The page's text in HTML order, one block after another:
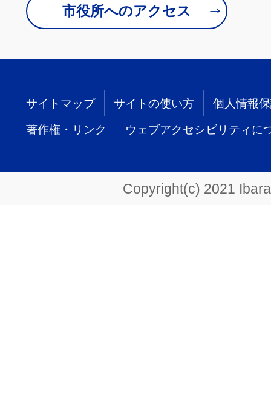
市役所へのアクセス
サイトマップ サイトの使い方 個人情報
著作権・リンク ウェブアクセシビリティに
Copyright(c) 2021